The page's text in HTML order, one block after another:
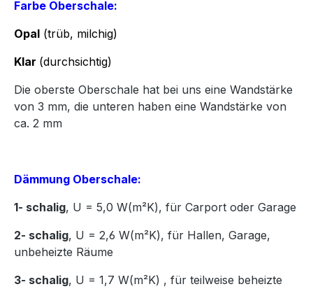
Farbe Oberschale:
Opal (trüb, milchig)
Klar (durchsichtig)
Die oberste Oberschale hat bei uns eine Wandstärke
von 3 mm, die unteren haben eine Wandstärke von
ca. 2 mm
Dämmung Oberschale:
1- schalig, U = 5,0 W(m²K), für Carport oder Garage
2- schalig, U = 2,6 W(m²K), für Hallen, Garage,
unbeheizte Räume
3- schalig, U = 1,7 W(m²K) , für teilweise beheizte